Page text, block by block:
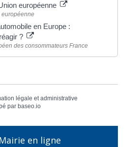
européenne
européenne
en Europe :
?
des consommateurs France
légale et administrative
par baseo.io
Mairie en ligne